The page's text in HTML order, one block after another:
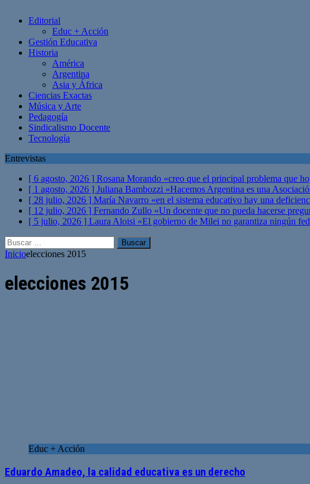
Editorial
Educ + Acción
Gestión Educativa
Historia
América
Argentina
Asia y África
Ciencias Exactas
Música y Arte
Pedagogía
Sindicalismo Docente
Tecnología
Entrevistas
[ 6 agosto, 2026 ] Rosana Morando «creo que el principal problema que
[ 1 agosto, 2026 ] Juliana Bambozzi «Hacemos Argentina es una
[ 28 julio, 2026 ] María Navarro «en el sistema educativo hay una
[ 12 julio, 2026 ] Fernando Zullo «Un docente que no pueda hacerse
[ 5 julio, 2026 ] Laura Aloisi «El gobierno de Milei no garantiza ningún
Buscar:
Inicioelecciones 2015
elecciones 2015
Educ + Acción
Eduardo Amadeo, la calidad educativa es un derecho